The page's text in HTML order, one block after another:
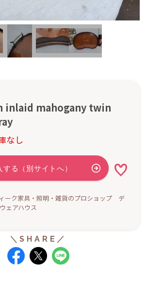
inlaid mahogany twin
なし
ーク家具・照明・雑貨のプロショップ デ
ェアハウス